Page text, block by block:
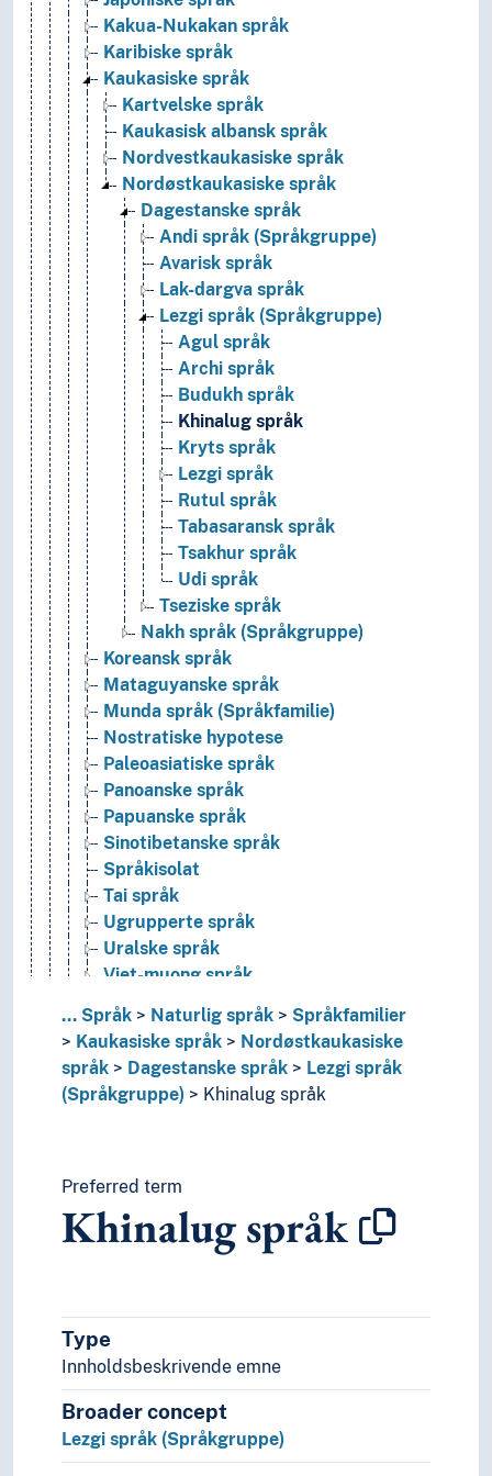
Kakua-Nukakan språk
Karibiske språk
Kaukasiske språk
Kartvelske språk
Kaukasisk albansk språk
Nordvestkaukasiske språk
Nordøstkaukasiske språk
Dagestanske språk
Andi språk (Språkgruppe)
Avarisk språk
Lak-dargva språk
Lezgi språk (Språkgruppe)
Agul språk
Archi språk
Budukh språk
Khinalug språk
Kryts språk
Lezgi språk
Rutul språk
Tabasaransk språk
Tsakhur språk
Udi språk
Tseziske språk
Nakh språk (Språkgruppe)
Koreansk språk
Mataguyanske språk
Munda språk (Språkfamilie)
Nostratiske hypotese
Paleoasiatiske språk
Panoanske språk
Papuanske språk
Sinotibetanske språk
Språkisolat
Tai språk
Ugrupperte språk
Uralske språk
Viet-muong språk
Substrat
Særspråk
Truede språk
Verdensspråk
Språkevnen
Tid i enheter, stadier og perioder
... Språk Naturlig språk
Språkfamilier
Kaukasiske språk
Nordøstkaukasiske
språk
Dagestanske språk
Lezgi språk
(Språkgruppe)
Khinalug språk
Preferred term
Khinalug språk
Type
Innholdsbeskrivende emne
Broader concept
Lezgi språk (Språkgruppe)